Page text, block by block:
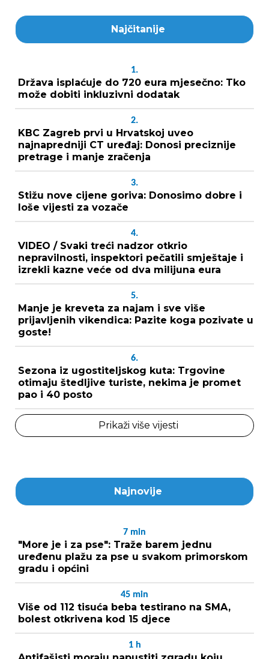
Najčitanije
1.
Država isplaćuje do 720 eura mjesečno: Tko
može dobiti inkluzivni dodatak
2.
KBC Zagreb prvi u Hrvatskoj uveo
najnapredniji CT uređaj: Donosi preciznije
pretrage i manje zračenja
3.
Stižu nove cijene goriva: Donosimo dobre i
loše vijesti za vozače
4.
VIDEO / Svaki treći nadzor otkrio
nepravilnosti, inspektori pečatili smještaje i
izrekli kazne veće od dva milijuna eura
5.
Manje je kreveta za najam i sve više
prijavljenih vikendica: Pazite koga pozivate u
goste!
6.
Sezona iz ugostiteljskog kuta: Trgovine
otimaju štedljive turiste, nekima je promet
pao i 40 posto
Prikaži više vijesti
Najnovije
7 min
"More je i za pse": Traže barem jednu
uređenu plažu za pse u svakom primorskom
gradu i općini
45 min
Više od 112 tisuća beba testirano na SMA,
bolest otkrivena kod 15 djece
1 h